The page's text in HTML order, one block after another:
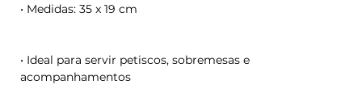
• Medidas: 35 x 19 cm
• Ideal para servir petiscos, sobremesas e
acompanhamentos